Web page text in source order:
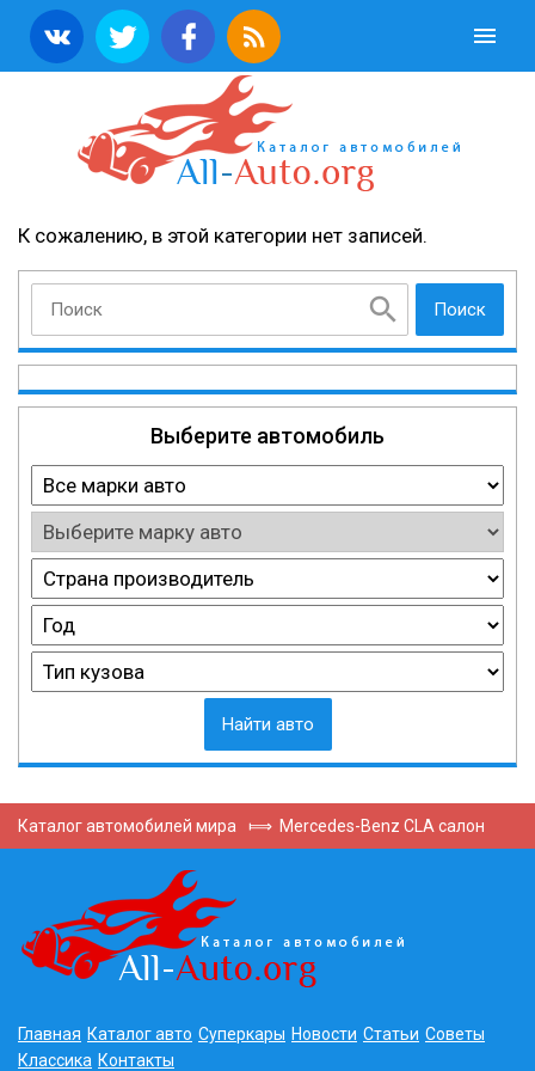
К сожалению, в этой категории нет записей.
Поиск
Выберите автомобиль
Найти авто
Каталог автомобилей мира ⟾ Mercedes-Benz CLA салон
Главная Каталог авто Суперкары Новости Статьи Советы
Классика Контакты